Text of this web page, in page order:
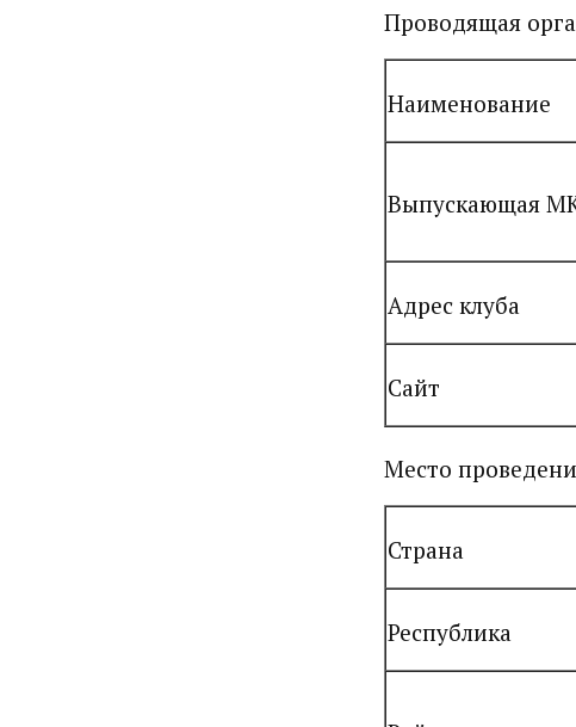
Проводящая
Наименование
Выпускающая
Адрес клуба
Сайт
Место
Страна
Республика